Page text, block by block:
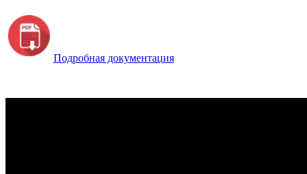
Подробная документация